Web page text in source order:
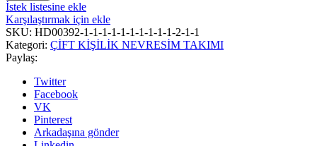
İstek listesine ekle
Karşılaştırmak için ekle
SKU: HD00392-1-1-1-1-1-1-1-1-1-1-2-1-1
Kategori: ÇİFT KİŞİLİK NEVRESİM TAKIMI
Paylaş:
Twitter
Facebook
VK
Pinterest
Arkadaşına gönder